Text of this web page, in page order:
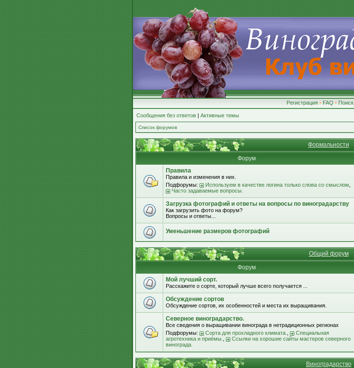
Регистрация • FAQ • Поиск
Сообщения без ответов | Активные темы
Список форумов
Формальности
Форум
Правила
Правила и изменения в них.
Подфорумы:
Используем в качестве логина только слова со смыслом
Часто задаваемые вопросы.
Загрузка фотографий и ответы на вопросы по виноградарству
Как загрузить фото на форум?
Вопросы и ответы...
Уменьшение размеров фотографий
Общий форум
Форум
Мой лучший сорт.
Расскажите о сорте, который лучше всего получается ...
Обсуждение сортов
Обсуждение сортов, их особенностей и места их выращивания.
Северное виноградарство.
Все сведения о выращивании винограда в нетрадиционных регионах
Подфорумы:
Сорта для прохладного климата.
Специальная
агротехника и приёмы.
Ссылки на хорошие сайты мастеров северного
винограда.
Виноградарство